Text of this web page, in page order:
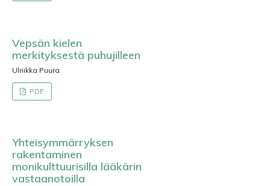
Vepsän kielen
merkityksestä puhujilleen
Ulriikka Puura
PDF
Yhteisymmärryksen
rakentaminen
monikulttuurisilla lääkärin
vastaanotoilla